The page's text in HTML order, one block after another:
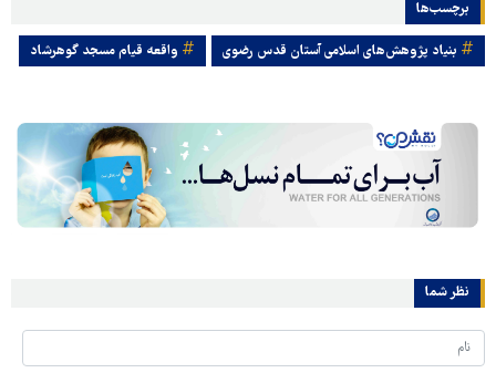
برچسب‌ها
بنیاد پژوهش‌های اسلامی آستان قدس رضوی واقعه قیام مسجد گوهرشاد
نظر شما